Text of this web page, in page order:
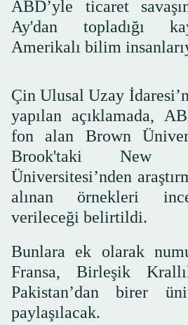
ABD’yle ticaret
Ay'dan topladığı
Amerikalı bilim
Çin Ulusal Uzay
yapılan açıklamada,
fon alan Brown
Brook'taki New
Üniversitesi’nden
alınan örnekleri
verileceği belirtildi.
Bunlara ek olarak
Fransa, Birleşik
Pakistan’dan birer
paylaşılacak.